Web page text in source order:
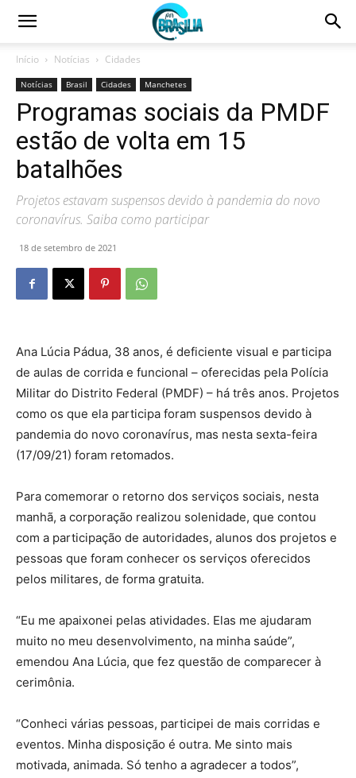
Início Notícias Cidades
Notícias Brasil Cidades Manchetes
Programas sociais da PMDF
estão de volta em 15
batalhões
Projetos estavam suspensos devido à pandemia do novo
coronavírus. Saiba como participar
18 de setembro de 2021
Ana Lúcia Pádua, 38 anos, é deficiente visual e participa
de aulas de corrida e funcional – oferecidas pela Polícia
Militar do Distrito Federal (PMDF) – há três anos. Projetos
como os que ela participa foram suspensos devido à
pandemia do novo coronavírus, mas nesta sexta-feira
(17/09/21) foram retomados.
Para comemorar o retorno dos serviços sociais, nesta
manhã, a corporação realizou solenidade, que contou
com a participação de autoridades, alunos dos projetos e
pessoas que foram conhecer os serviços oferecidos
pelos militares, de forma gratuita.
“Eu me apaixonei pelas atividades. Elas me ajudaram
muito no meu desenvolvimento, na minha saúde”,
emendou Ana Lúcia, que fez questão de comparecer à
cerimônia.
“Conheci várias pessoas, participei de mais corridas e
eventos. Minha disposição é outra. Me sinto mais
motivada, animada. Só tenho a agradecer a todos”,